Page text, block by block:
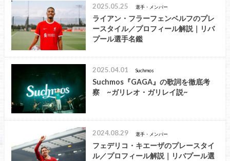
2025.05.25 選手・メンバー
ライアン・フラーフェンベルフのプレ
ースタイル／プロフィール解説｜リバ
プール選手名鑑
2025.04.01 Suchmos
Suchmos『GAGA』の歌詞を徹底考
察 ~ガリレオ・ガリレイ説~
2024.08.29 選手・メンバー
フェデリコ・キエーザのプレースタイ
ル／プロフィール解説｜リバプール選